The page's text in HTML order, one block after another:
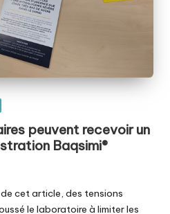
peuvent recevoir un
Baqsimi®
cet article, des tensions
le laboratoire à limiter les